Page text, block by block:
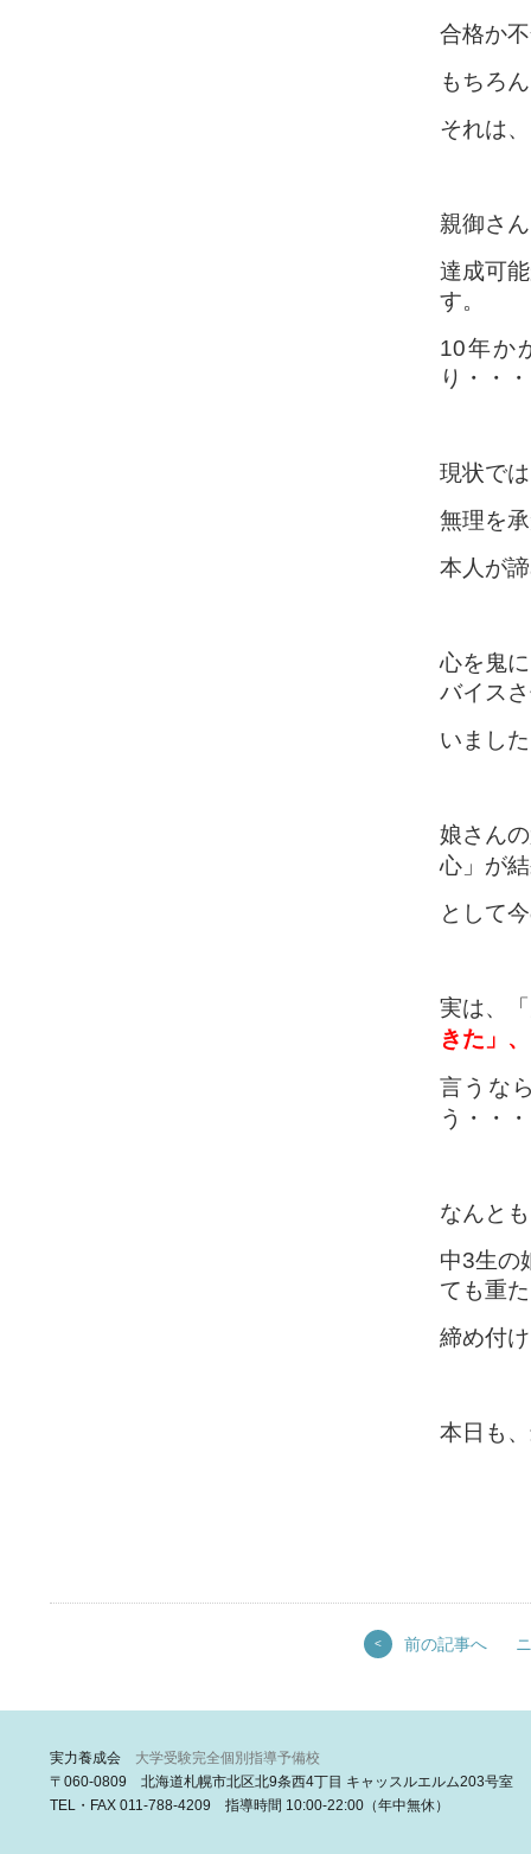
合格か
もちろ
それは
親御さ
達成可
す。
10年か
り・・
現状で
無理を
本人が
心を鬼
バイス
いまし
娘さん
心」が
として
実は、
きた」、
言うな
う・・
なんと
中3生の
ても重
締め付
本日も
< 前の記事へ
実力養成会 大学受験完全個別指導予備校
〒060-0809 北海道札幌市北区北9条西4丁目 キャッスルエルム203号室
TEL・FAX 011-788-4209 指導時間 10:00-22:00（年中無休）